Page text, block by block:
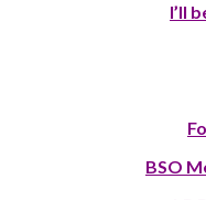
I’ll
BSO